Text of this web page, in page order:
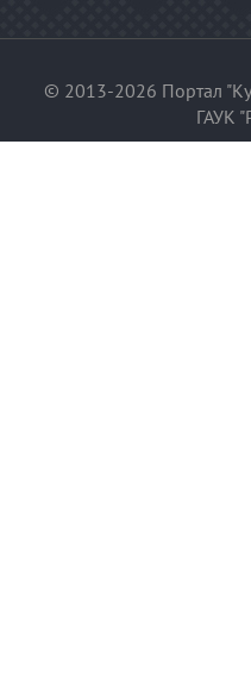
© 2013-2026 Портал
ГАУК